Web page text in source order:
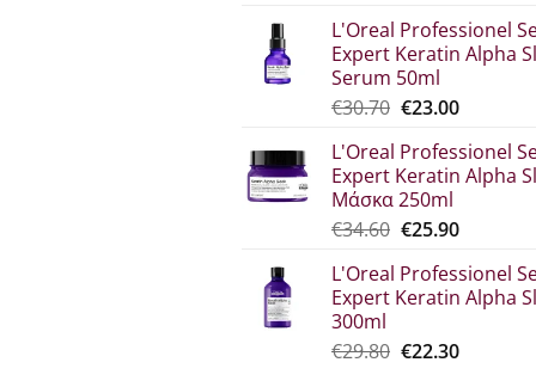
was:
€44.80.
τιμή
είναι:
L'Oreal Professionel
Expert Keratin Alpha
Serum 50ml
€30.70 Original
was:
€30.70.
€23.00Η
τιμή
είναι:
L'Oreal Professionel
Expert Keratin Alpha
Μάσκα 250ml
€34.60 Original
was:
€34.60.
€25.90Η
τιμή
είναι:
L'Oreal Professionel
Expert Keratin Alpha
300ml
€29.80 Original
€22.30Η